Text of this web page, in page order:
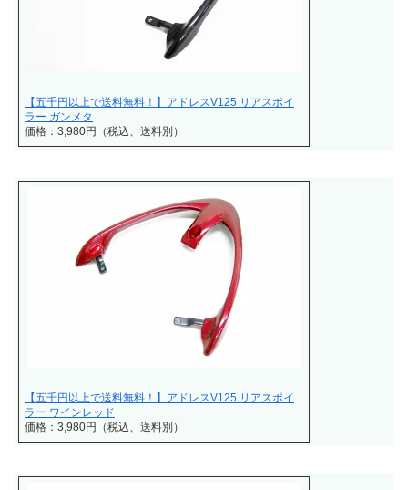
【五千円以上で送料無料！】アドレスV125 リアスポイ
ラー ガンメタ
価格：3,980円（税込、送料別）
【五千円以上で送料無料！】アドレスV125 リアスポイ
ラー ワインレッド
価格：3,980円（税込、送料別）